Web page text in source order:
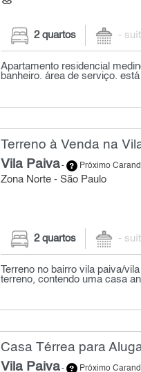
2 quartos -
Apartamento residencial
banheiro. área de serviço.
Terreno à Venda na
Vila Paiva- Próximo
Zona Norte - São Paulo
2 quartos -
Terreno no bairro vila paiva/
terreno, contendo uma casa
Casa Térrea para
Vila Paiva- Próximo